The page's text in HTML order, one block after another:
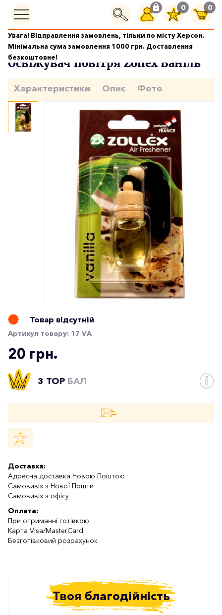
0 0
Увага! Відправлення замовлень, тільки по місту Херсон.
Мінімальна сума замовлення 1000 грн. Доставлення
безкоштовне!
Ароматизатори Освіжувач повітря Zollex Ваніль
Освіжувач повітря Zollex Ваніль
Характеристики Опис Фото
Товар відсутній
Артикул товару: 17 VA
20 грн.
3 TOP БАЛ
Доставка:
Адресна доставка Новою Поштою
Самовивіз з Нової Пошти
Самовивіз з офісу
Оплата:
При отриманні готівкою
Карта Visa/MasterCard
Безготівковий розрахунок
Твоя благодійність